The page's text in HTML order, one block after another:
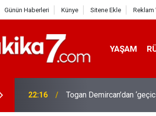
Günün Haberleri Künye Sitene Ekle Reklam
YAŞAM
22:16 Togan Demircan’dan